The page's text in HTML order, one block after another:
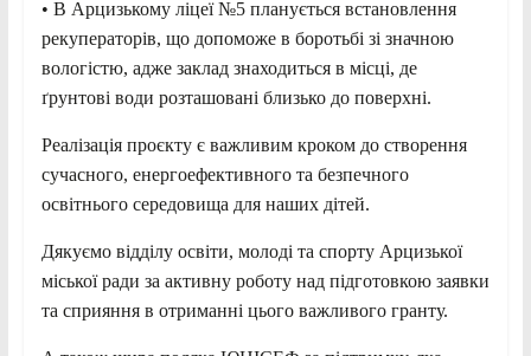
• В Арцизькому ліцеї №5 планується встановлення
рекуператорів, що допоможе в боротьбі зі значною
вологістю, адже заклад знаходиться в місці, де
ґрунтові води розташовані близько до поверхні.
Реалізація проєкту є важливим кроком до створення
сучасного, енергоефективного та безпечного
освітнього середовища для наших дітей.
Дякуємо відділу освіти, молоді та спорту Арцизької
міської ради за активну роботу над підготовкою заявки
та сприяння в отриманні цього важливого гранту.